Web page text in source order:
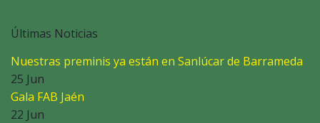
Últimas Noticias
Nuestras preminis ya están en Sanlúcar de Barrameda
25 Jun
Gala FAB Jaén
22 Jun